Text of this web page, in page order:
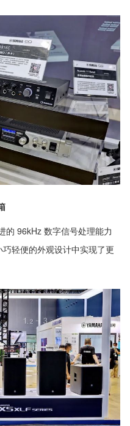
的 96kHz 数字信号处理能力
轻便的外观设计中实现了更